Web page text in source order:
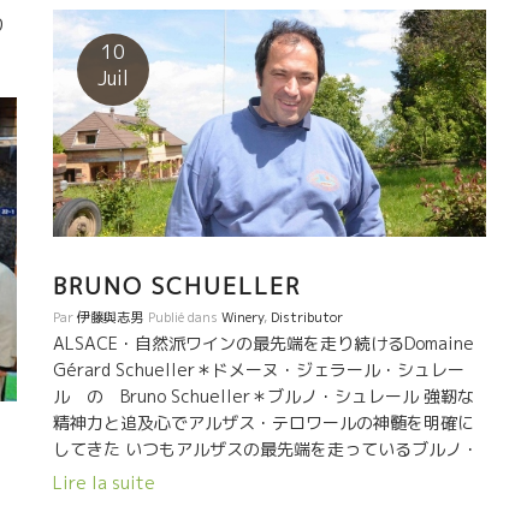
ついつい長居してしまう。 Schueller Pinot Gris 96 こ
こにくるといつもブラインドテースティングになる。 殆
どの当たらない。今回も外しっぱなし。 しかも、私の大
好きな造り手のワインをはずした。 アルザスのBruno
Schueller＊ブルノ・シュラールのPinot Gris 96だっ
た。 ブルノは醸造中も樽熟成中もSO2の使用はゼロ。 樽
熟成中、ウイラージ（注ぎ足し）もやらないでSO2も入
れない。 そんな造りをして２０年も経ってなお生きてい
る。 科学ではまだ解明できていないことが沢山ある。 ブ
の世界では不可能なことの中に、“可能”があることを教
えられる。 将来、物理学の世界で証明される日がくるだ
ろう。 ブルノ・シュレールのワインを飲む度に多くの事
に思いが馳せる。 私は科学を大切に思っているし、科学
者の貴重な研究に傾ける研究家の人達を尊敬している。
でも、まだ、科学だけの世界では、説明できない事が多
すぎる。 それは、突き詰めている一流科学者ほど分かっ
論にそれていると簡単に批判する。 それに追随する人達
10
Juil
BRUNO SCHUELLER
Par伊藤與志男 Publié dans Winery, Distributor
ALSACE・自然派ワインの最先端を走り続けるDomaine
Gérard Schueller＊ドメーヌ・ジェラール・シュレー
ル の Bruno Schueller＊ブルノ・シュレール 強靭な
精神力と追及心でアルザス・テロワールの神髄を明確に
してきた いつもアルザスの最先端を走っているブルノ・
シュレールを訪問。先月は原因不明の下痢、高熱で入院
Lire la suite